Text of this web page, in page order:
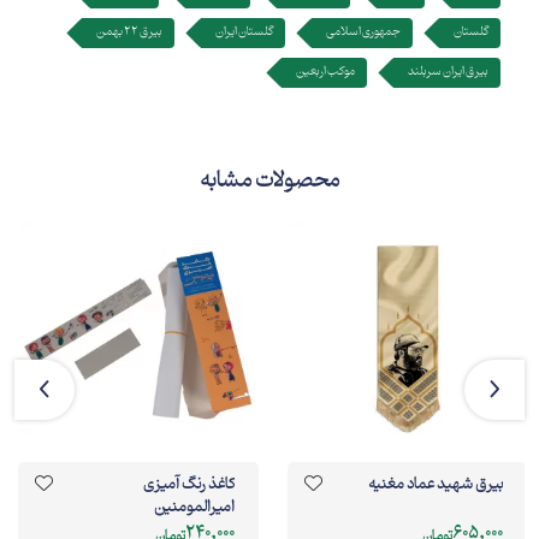
گلستان
جمهوری اسلامی گلستان ایران
بیرق 22 بهمن
بیرق ایران سربلند
موکب اربعین
محصولات مشابه
بیرق شهید عماد مغنیه
کاغذ رنگ آمیزی
امیرالمومنین